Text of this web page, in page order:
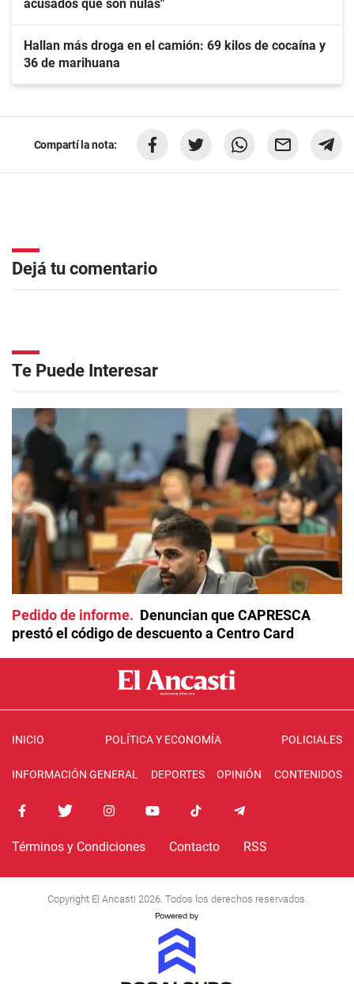
acusados que son nulas"
Hallan más droga en el camión: 69 kilos de cocaína y
36 de marihuana
Compartí la nota:
Dejá tu comentario
Te Puede Interesar
Pedido de informe
Denuncian que CAPRESCA
prestó el código de descuento a Centro Card
INICIO POLÍTICA Y ECONOMÍA POLICIALES
INFORMACIÓN GENERAL DEPORTES OPINIÓN CONTENIDOS
Términos y Condiciones Contacto RSS
Copyright El Ancasti 2026. Todos los derechos reservados.